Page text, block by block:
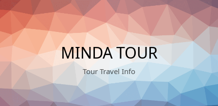
Skip
to
content
MINDA TOUR
Tour Travel Info